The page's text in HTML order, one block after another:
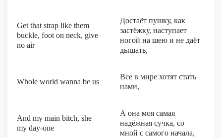
Get that strap like them
buckle, foot on neck, give
no air
Достаёт пушку, как
застёжку, наступает
ногой на шею и не даёт
дышать,
Whole world wanna be us
Все в мире хотят стать
нами,
And my main bitch, she
my day-one
А она моя самая
надёжная сучка, со
мной с самого начала,